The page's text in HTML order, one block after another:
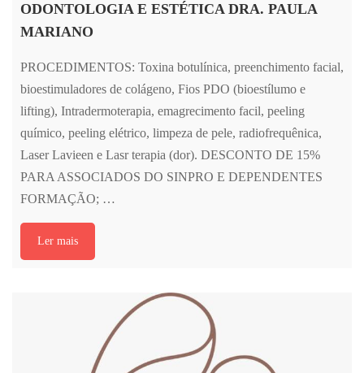
ODONTOLOGIA E ESTÉTICA DRA. PAULA
MARIANO
PROCEDIMENTOS: Toxina botulínica, preenchimento facial,
bioestimuladores de colágeno, Fios PDO (bioestílumo e
lifting), Intradermoterapia, emagrecimento facil, peeling
químico, peeling elétrico, limpeza de pele, radiofrequênica,
Laser Lavieen e Lasr terapia (dor). DESCONTO DE 15%
PARA ASSOCIADOS DO SINPRO E DEPENDENTES
FORMAÇÃO; …
Ler mais